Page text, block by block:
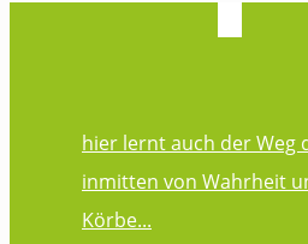
hier lernt auch der Weg
inmitten von Wahrheit
Körbe...